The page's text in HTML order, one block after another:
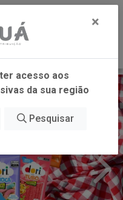
×
acesso aos
da sua região
Pesquisar